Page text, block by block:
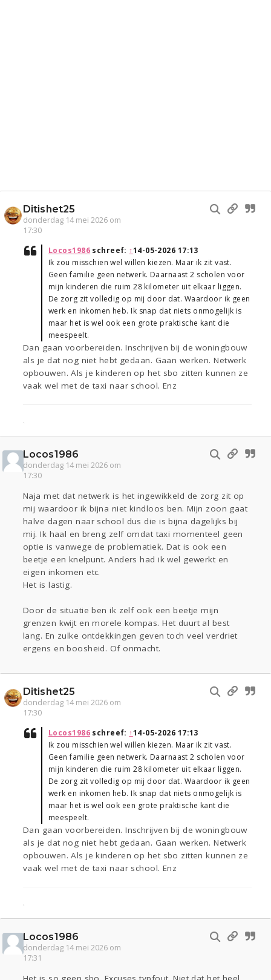
Ditishet25
donderdag 14 mei 2026 om
17:30
Locos1986schreef: ↑14-05-2026 17:13
Ik zou misschien wel willen kiezen. Maar ik zit vast.
Geen familie geen netwerk. Daarnaast 2 scholen voor
mijn kinderen die ruim 28 kilometer uit elkaar liggen.
De zorg zit volledig op mij door dat. Waardoor ik geen
werk en inkomen heb. Ik snap dat niets onmogelijk is
maar het is wel ook een grote praktische kant die
meespeelt.
Dan gaan voorbereiden. Inschrijven bij de woningbouw
als je dat nog niet hebt gedaan. Gaan werken. Netwerk
opbouwen. Als je kinderen op het sbo zitten kunnen ze
vaak wel met de taxi naar school. Enz
.
Locos1986
donderdag 14 mei 2026 om
17:30
Naja met dat netwerk is het ingewikkeld de zorg zit op
mij waardoor ik bijna niet kindloos ben. Mijn zoon gaat
halve dagen naar school dus die is bijna dagelijks bij
mij. Ik haal en breng zelf omdat taxi momenteel geen
optie is vanwege de problematiek. Dat is ook een
beetje een knelpunt. Anders had ik wel gewerkt en
eigen inkomen etc.
Het is lastig.
Door de situatie ben ik zelf ook een beetje mijn
grenzen kwijt en morele kompas. Het duurt al best
lang. En zulke ontdekkingen geven toch veel verdriet
ergens en boosheid. Of onmacht.
Ditishet25
donderdag 14 mei 2026 om
17:30
Locos1986schreef: ↑14-05-2026 17:13
Ik zou misschien wel willen kiezen. Maar ik zit vast.
Geen familie geen netwerk. Daarnaast 2 scholen voor
mijn kinderen die ruim 28 kilometer uit elkaar liggen.
De zorg zit volledig op mij door dat. Waardoor ik geen
werk en inkomen heb. Ik snap dat niets onmogelijk is
maar het is wel ook een grote praktische kant die
meespeelt.
Dan gaan voorbereiden. Inschrijven bij de woningbouw
als je dat nog niet hebt gedaan. Gaan werken. Netwerk
opbouwen. Als je kinderen op het sbo zitten kunnen ze
vaak wel met de taxi naar school. Enz
.
Locos1986
donderdag 14 mei 2026 om
17:31